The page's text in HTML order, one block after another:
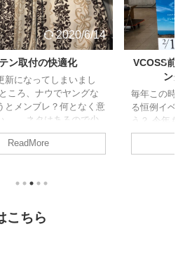
2020/6/14
ン取付の快適化
新になってしまいまし
ころ、ナウでヤングな
とメンブレ？何となく意
。。 ネタはあるので少
て消化に励みます！ さ
ャパンキャンピングカー
ンピングカーショーでア
た前回の記事のとおりで
入から時間が開きまし
ReadMore
VCOSS前
ン
毎年この時
る恒例イベ
う？ 今年も
た。 今年は
こちら